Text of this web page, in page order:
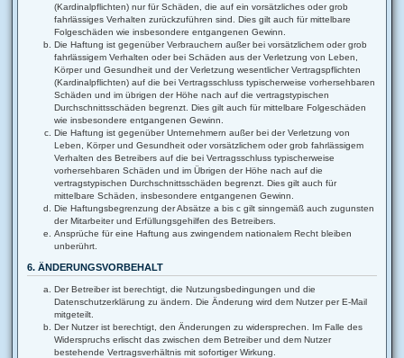
(Kardinalpflichten) nur für Schäden, die auf ein vorsätzliches oder grob
fahrlässiges Verhalten zurückzuführen sind. Dies gilt auch für mittelbare
Folgeschäden wie insbesondere entgangenen Gewinn.
Die Haftung ist gegenüber Verbrauchern außer bei vorsätzlichem oder grob
fahrlässigem Verhalten oder bei Schäden aus der Verletzung von Leben,
Körper und Gesundheit und der Verletzung wesentlicher Vertragspflichten
(Kardinalpflichten) auf die bei Vertragsschluss typischerweise vorhersehbaren
Schäden und im übrigen der Höhe nach auf die vertragstypischen
Durchschnittsschäden begrenzt. Dies gilt auch für mittelbare Folgeschäden
wie insbesondere entgangenen Gewinn.
Die Haftung ist gegenüber Unternehmern außer bei der Verletzung von
Leben, Körper und Gesundheit oder vorsätzlichem oder grob fahrlässigem
Verhalten des Betreibers auf die bei Vertragsschluss typischerweise
vorhersehbaren Schäden und im Übrigen der Höhe nach auf die
vertragstypischen Durchschnittsschäden begrenzt. Dies gilt auch für
mittelbare Schäden, insbesondere entgangenen Gewinn.
Die Haftungsbegrenzung der Absätze a bis c gilt sinngemäß auch zugunsten
der Mitarbeiter und Erfüllungsgehilfen des Betreibers.
Ansprüche für eine Haftung aus zwingendem nationalem Recht bleiben
unberührt.
6. ÄNDERUNGSVORBEHALT
Der Betreiber ist berechtigt, die Nutzungsbedingungen und die
Datenschutzerklärung zu ändern. Die Änderung wird dem Nutzer per E-Mail
mitgeteilt.
Der Nutzer ist berechtigt, den Änderungen zu widersprechen. Im Falle des
Widerspruchs erlischt das zwischen dem Betreiber und dem Nutzer
bestehende Vertragsverhältnis mit sofortiger Wirkung.